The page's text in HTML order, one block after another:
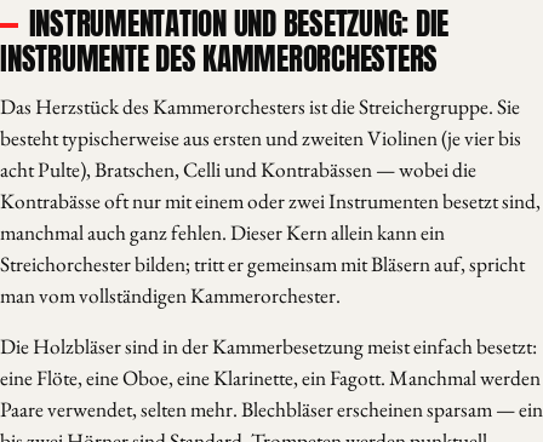
INSTRUMENTATION UND BESETZUNG: DIE
INSTRUMENTE DES KAMMERORCHESTERS
Das Herzstück des Kammerorchesters ist die Streichergruppe. Sie
besteht typischerweise aus ersten und zweiten Violinen (je vier bis
acht Pulte), Bratschen, Celli und Kontrabässen — wobei die
Kontrabässe oft nur mit einem oder zwei Instrumenten besetzt sind,
manchmal auch ganz fehlen. Dieser Kern allein kann ein
Streichorchester bilden; tritt er gemeinsam mit Bläsern auf, spricht
man vom vollständigen Kammerorchester.
Die Holzbläser sind in der Kammerbesetzung meist einfach besetzt:
eine Flöte, eine Oboe, eine Klarinette, ein Fagott. Manchmal werden
Paare verwendet, selten mehr. Blechbläser erscheinen sparsam — ein